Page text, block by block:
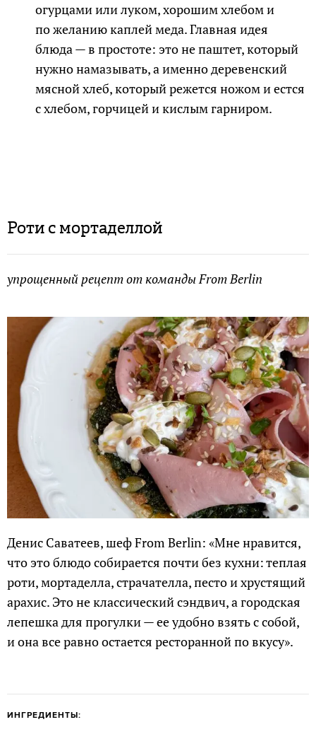
огурцами или луком, хорошим хлебом и
по желанию каплей меда. Главная идея
блюда — в простоте: это не паштет, который
нужно намазывать, а именно деревенский
мясной хлеб, который режется ножом и естся
с хлебом, горчицей и кислым гарниром.
Роти с мортаделлой
упрощенный рецепт от команды From Berlin
Денис Саватеев, шеф From Berlin: «Мне нравится,
что это блюдо собирается почти без кухни: теплая
роти, мортаделла, страчателла, песто и хрустящий
арахис. Это не классический сэндвич, а городская
лепешка для прогулки — ее удобно взять с собой,
и она все равно остается ресторанной по вкусу».
ИНГРЕДИЕНТЫ: